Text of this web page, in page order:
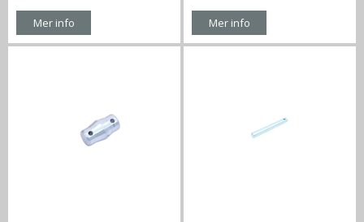
Mer info Mer info